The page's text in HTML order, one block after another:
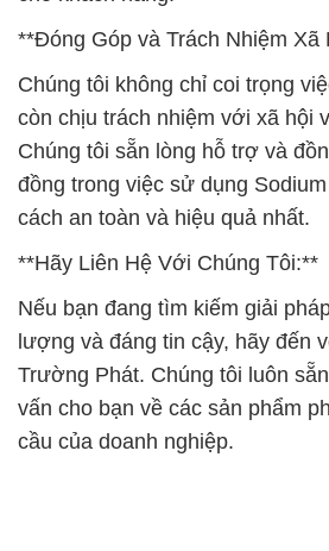
**Đóng Góp và Trách Nhiệm Xã
Chúng tôi không chỉ coi trọng
còn chịu trách nhiệm với xã hội
Chúng tôi sẵn lòng hỗ trợ và
đồng trong việc sử dụng
cách an toàn và hiệu quả nhất.
**Hãy Liên Hệ Với Chúng Tôi:**
Nếu bạn đang tìm kiếm giải
lượng và đáng tin cậy, hãy đến
Trường Phát. Chúng tôi luôn
vấn cho bạn về các sản phẩm
cầu của doanh nghiệp.